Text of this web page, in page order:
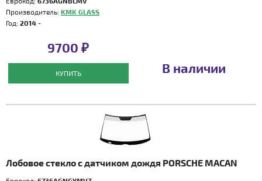
Производитель: KMK GLASS
Год: 2014 -
9700 ₽
КУПИТЬ В наличии
Лобовое стекло с датчиком дождя PORSCHE MACAN